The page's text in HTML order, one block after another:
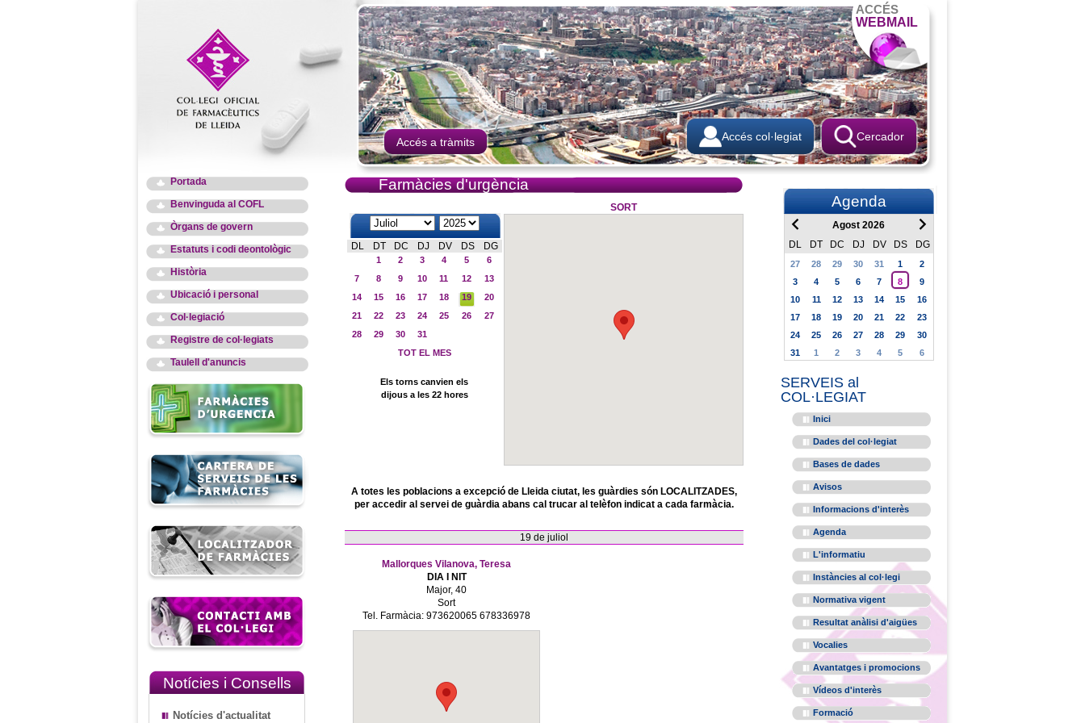
ACCÉS
WEBMAIL
Accés a tràmits Cercador
Accés col·legiat
Portada
Benvinguda al COFL
Òrgans de govern
Estatuts i codi deontològic
Història
Ubicació i personal
Col·legiació
Registre de col·legiats
Taulell d'anuncis
Notícies i Consells
Notícies d'actualitat
Farmàcies d'urgència
DL DT DC DJ DV DS DG
1 2 3 4 5
6
7
8 9 10 11 12
13
14
15 16 17 18 19
20
21
22 23 24 25 26
27
28
29 30
31
TOT EL MES
Els torns canvien els
dijous a les 22 hores
SORT
A totes les poblacions a excepció de Lleida ciutat, les guàrdies són LOCALITZADES,
per accedir al servei de guàrdia abans cal trucar al telèfon indicat a cada farmàcia.
19 de juliol
Mallorques Vilanova, Teresa
DIA I NIT
Major, 40
Sort
Tel. Farmàcia: 973620065 678336978
Agenda
Agost 2026
DL
DT DC DJ DV DS DG
27 28 29 30 31 1
2
3
4 5 6 7 8
9
10
11 12 13 14 15
16
17
18 19 20 21 22
23
24
25 26 27 28 29
30
31
1 2 3 4 5 6
SERVEIS al
COL·LEGIAT
Inici
Dades del col·legiat
Bases de dades
Avisos
Informacions d'interès
Agenda
L'informatiu
Instàncies al col·legi
Normativa vigent
Resultat anàlisi d'aigües
Vocalies
Avantatges i promocions
Vídeos d'interès
Formació